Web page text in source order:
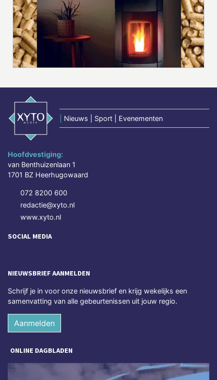
Nieuws | Sport | Evenementen
Hoofdvestiging:
van Benthuizenlaan 1
1701 BZ Heerhugowaard
072 8200 600
redactie@xyto.nl
www.xyto.nl
SOCIAL MEDIA
NIEUWSBRIEF AANMELDEN
Schrijf je in voor onze nieuwsbrief en krijg wekelijks een
samenvatting van alle gebeurtenissen uit jouw regio.
Aanmelden
ONLINE DAGBLADEN